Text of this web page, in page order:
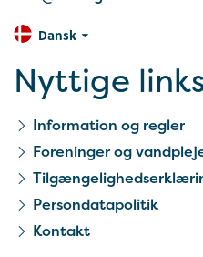
Dansk
Nyttige links
Information og regler
Foreninger og
Persondatapolitik
Kontakt